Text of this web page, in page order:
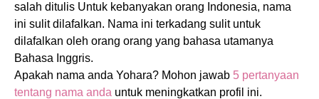
salah ditulis Untuk kebanyakan orang Indonesia, nama
ini sulit dilafalkan. Nama ini terkadang sulit untuk
dilafalkan oleh orang orang yang bahasa utamanya
Bahasa Inggris.
Apakah nama anda Yohara? Mohon jawab 5 pertanyaan
tentang nama anda untuk meningkatkan profil ini.